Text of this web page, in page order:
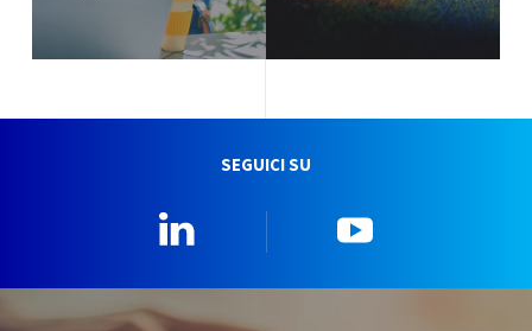
SEGUICI SU